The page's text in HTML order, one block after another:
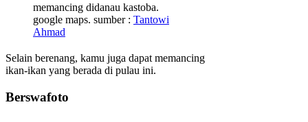
memancing didanau kastoba.
google maps. sumber : Tantowi
Ahmad
Selain berenang, kamu juga dapat memancing
ikan-ikan yang berada di pulau ini.
Berswafoto